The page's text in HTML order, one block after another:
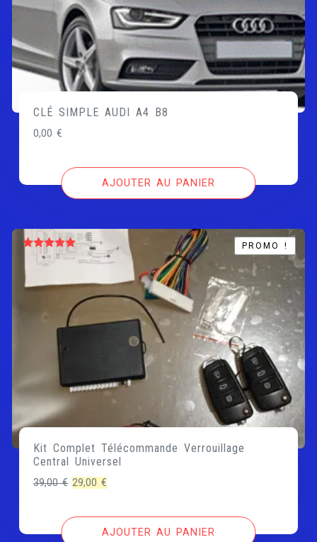
CLÉ SIMPLE AUDI A4 B8
0,00€
AJOUTER AU PANIER
Note 5.00
PROMO !
PROMO !
Kit Complet Télécommande Verrouillage
Central Universel
39,00€ Le
initial
29,00€
actuel
est :
AJOUTER AU PANIER